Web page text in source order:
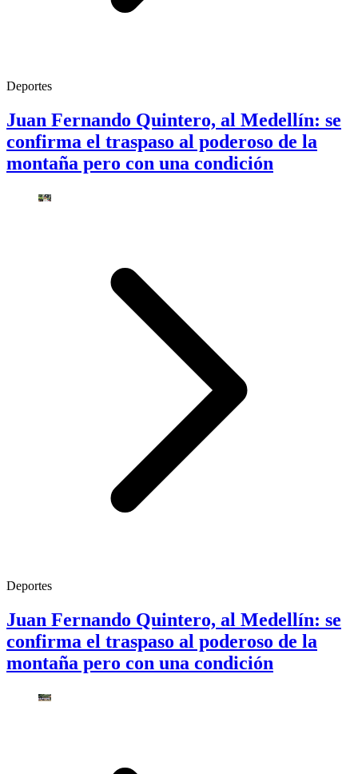
Deportes
Juan Fernando Quintero, al Medellín: se
confirma el traspaso al poderoso de la
montaña pero con una condición
Deportes
Juan Fernando Quintero, al Medellín: se
confirma el traspaso al poderoso de la
montaña pero con una condición